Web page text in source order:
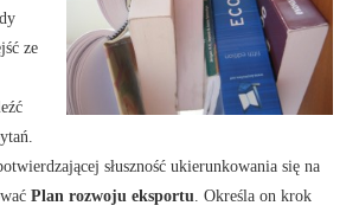
ze
słuszność ukierunkowania się na
Plan rozwoju eksportu. Określa on krok